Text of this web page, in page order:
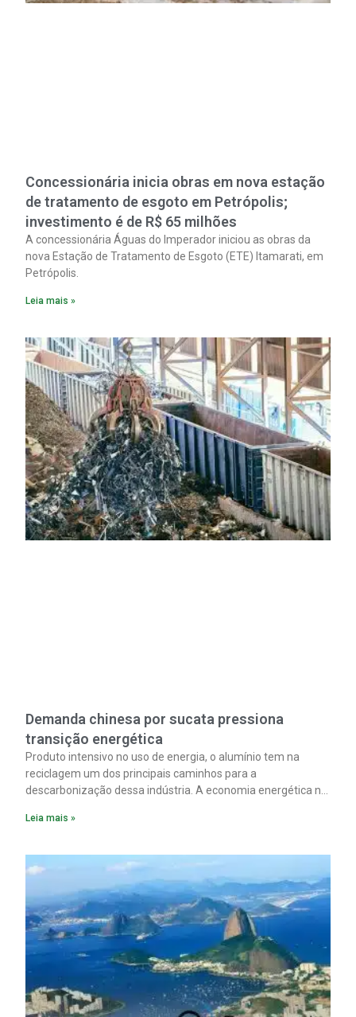
Concessionária inicia obras em nova estação
de tratamento de esgoto em Petrópolis;
investimento é de R$ 65 milhões
A concessionária Águas do Imperador iniciou as obras da
nova Estação de Tratamento de Esgoto (ETE) Itamarati, em
Petrópolis.
Leia mais »
Demanda chinesa por sucata pressiona
transição energética
Produto intensivo no uso de energia, o alumínio tem na
reciclagem um dos principais caminhos para a
descarbonização dessa indústria. A economia energética na
material. A produção de um alumínio mais limpo, no entanto,
insumo, a sucata, devido, sobretudo, ao interesse chinês
pela matéria-prima.
Leia mais »